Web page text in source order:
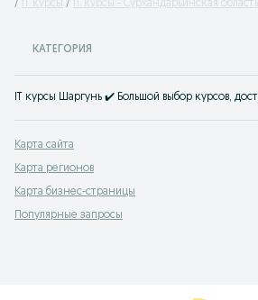
IT курсы
IT курсы - Сурхандарьинская область
КАТЕГОРИЯ
Карта сайта
Карта регионов
Карта бизнес-страницы
Популярные запросы